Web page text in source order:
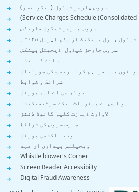
سروس چارجز شیڈول (ایڈوانسز)
Service Charges Schedule (Consolidated)
سروس چارجز شیڈول فاریکس
جنرل بینکنگ از یکم اپریل ۲۰۲۵۔
سروس چارجز شیڈول- ڈیجیٹل پیشکش
سائٹ کا نقشہ
میں فراہم کردہ ریمپ کی صورتحال
شرائط و ضوابط
یو ڈی جی اے ایم پورٹل
یو ایس اے پیٹریاٹ ایکٹ سرٹیفیکیشن
لاوارث ڈپازٹ کلیم گائیڈ لائنز
صارف سروس کی شرائط
ودیا لکشمی پورٹل
ویجیلنس بیداری ای-عہد
Whistle blower's Corner
Screen Reader Accessibilty
Digital Fraud Awareness